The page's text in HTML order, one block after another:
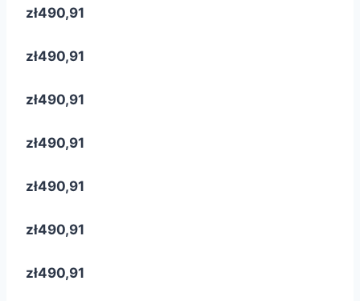
zł490,91
zł490,91
zł490,91
zł490,91
zł490,91
zł490,91
zł490,91